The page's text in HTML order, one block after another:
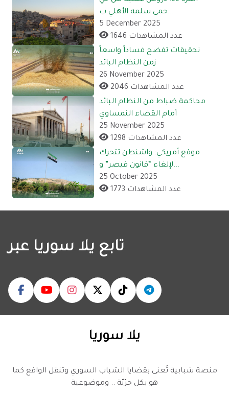
حمى سلمه الأهلي ب...
5 December 2025
1646 عدد المشاهدات
تحقيقات تفضح فساداً واسعاً
زمن النظام البائد
26 November 2025
2046 عدد المشاهدات
محاكمة ضباط من النظام البائد
أمام القضاء النمساوي
25 November 2025
1298 عدد المشاهدات
موقع أمريكي: واشنطن تتحرك
لإلغاء “قانون قيصر” و...
25 October 2025
1773 عدد المشاهدات
تابع يلا سوريا عبر
يلا سوريا
منصة شبابية تُعنى بقضايا الشباب السوري وتنقل الواقع كما
هو بكل حرّيّة .. وموضوعية